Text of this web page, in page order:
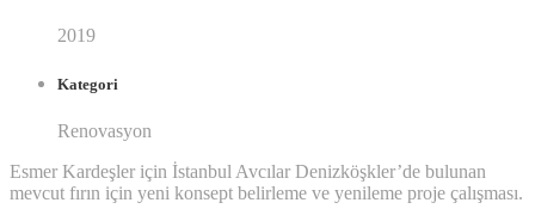
2019
Kategori
Renovasyon
Esmer Kardeşler için İstanbul Avcılar Denizköşkler’de bulunan
mevcut fırın için yeni konsept belirleme ve yenileme proje çalışması.